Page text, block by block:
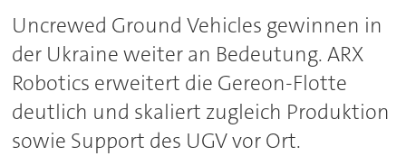
Uncrewed Ground Vehicles gewinnen in
der Ukraine weiter an Bedeutung. ARX
Robotics erweitert die Gereon-Flotte
deutlich und skaliert zugleich Produktion
sowie Support des UGV vor Ort.